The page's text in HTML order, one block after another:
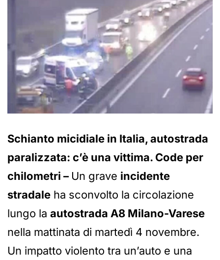
Schianto micidiale in Italia, autostrada
paralizzata: c’è una vittima. Code per
chilometri – Un grave incidente
stradale ha sconvolto la circolazione
lungo la autostrada A8 Milano-Varese
nella mattinata di martedì 4 novembre.
Un impatto violento tra un’auto e una